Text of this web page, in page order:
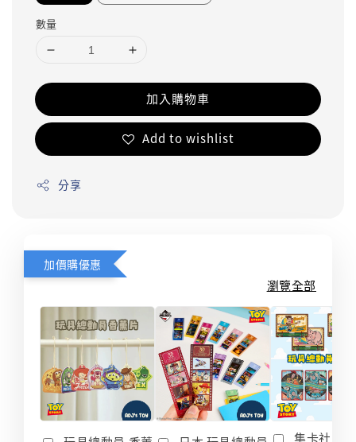
數量
加入購物車
Add to wishlist
分享
加價購優惠
瀏覽全部
集卡社 玩